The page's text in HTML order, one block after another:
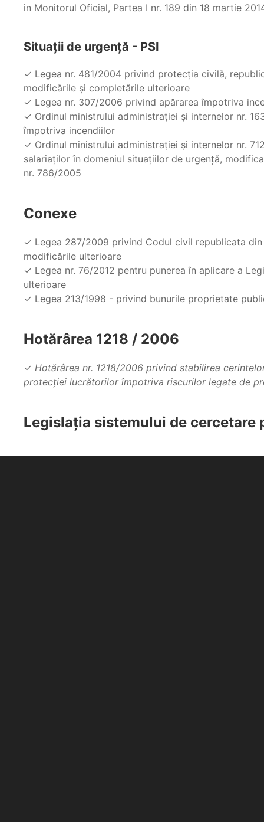
in Monitorul Oficial, Partea I nr. 189 din 18 martie
Situaţii de urgenţă - PSI
✓ Legea nr. 481/2004 privind protecţia civilă,
modificările şi completările ulterioare
✓ Legea nr. 307/2006 privind apărarea împotriva
✓ Ordinul ministrului administraţiei şi internelor nr.
împotriva incendiilor
✓ Ordinul ministrului administraţiei şi internelor nr.
salariaţilor în domeniul situaţiilor de urgenţă,
nr. 786/2005
Conexe
✓ Legea 287/2009 privind Codul civil republicata
modificările ulterioare
✓ Legea nr. 76/2012 pentru punerea în aplicare a
ulterioare
✓ Legea 213/1998 - privind bunurile proprietate
Hotărârea 1218 / 2006
✓ Hotărârea nr. 1218/2006 privind stabilirea
protecției lucrătorilor împotriva riscurilor legate de
Legislaţia sistemului de cercetare